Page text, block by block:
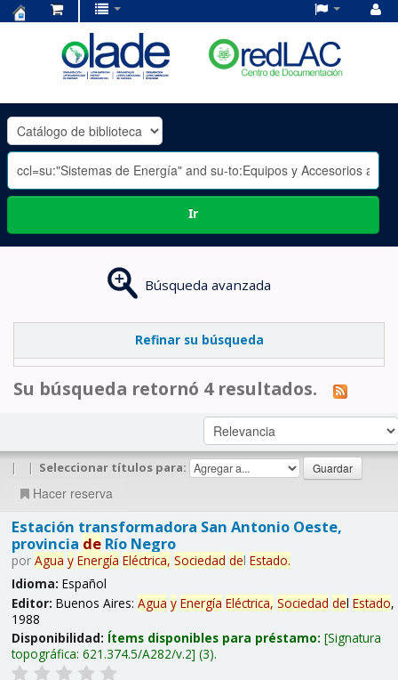
OLADE
-
Ir
Búsqueda avanzada
Refinar su búsqueda
Su búsqueda retornó 4 resultados.
| | Seleccionar títulos para:
Hacer reserva
Estación transformadora San Antonio Oeste,
provincia deRío Negro
por Agua y Energía Eléctrica, Sociedad del Estado.
Idioma: Español
Editor: Buenos Aires: Agua y Energía Eléctrica, Sociedad del Estado,
1988
Disponibilidad: Ítems disponibles para préstamo: Signatura
topográfica: 621.374.5/A282/v.2 (3).